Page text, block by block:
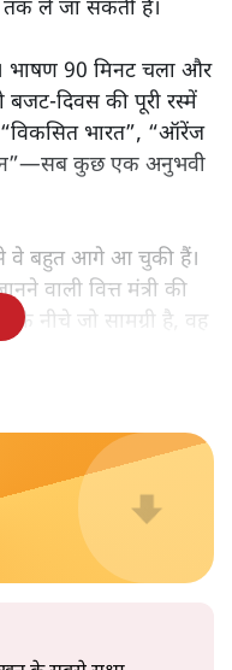
वादा करता दिखता है,
समीक्षा पढ़िए।
बुक में दर्ज हो गईं।
दिया कि बिना
ले जा सकती है।
भारत”, “ऑरेंज
कुछ एक अनुभवी
वे बहुत आगे आ चुकी हैं।
वाली वित्त मंत्री की
के नीचे जो सामग्री है, वह